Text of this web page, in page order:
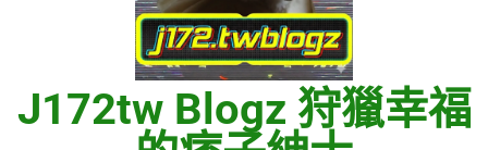
J172tw Blogz 狩獵幸福